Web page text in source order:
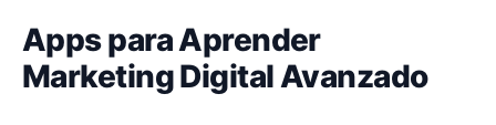
Apps para Aprender
Marketing Digital Avanzado